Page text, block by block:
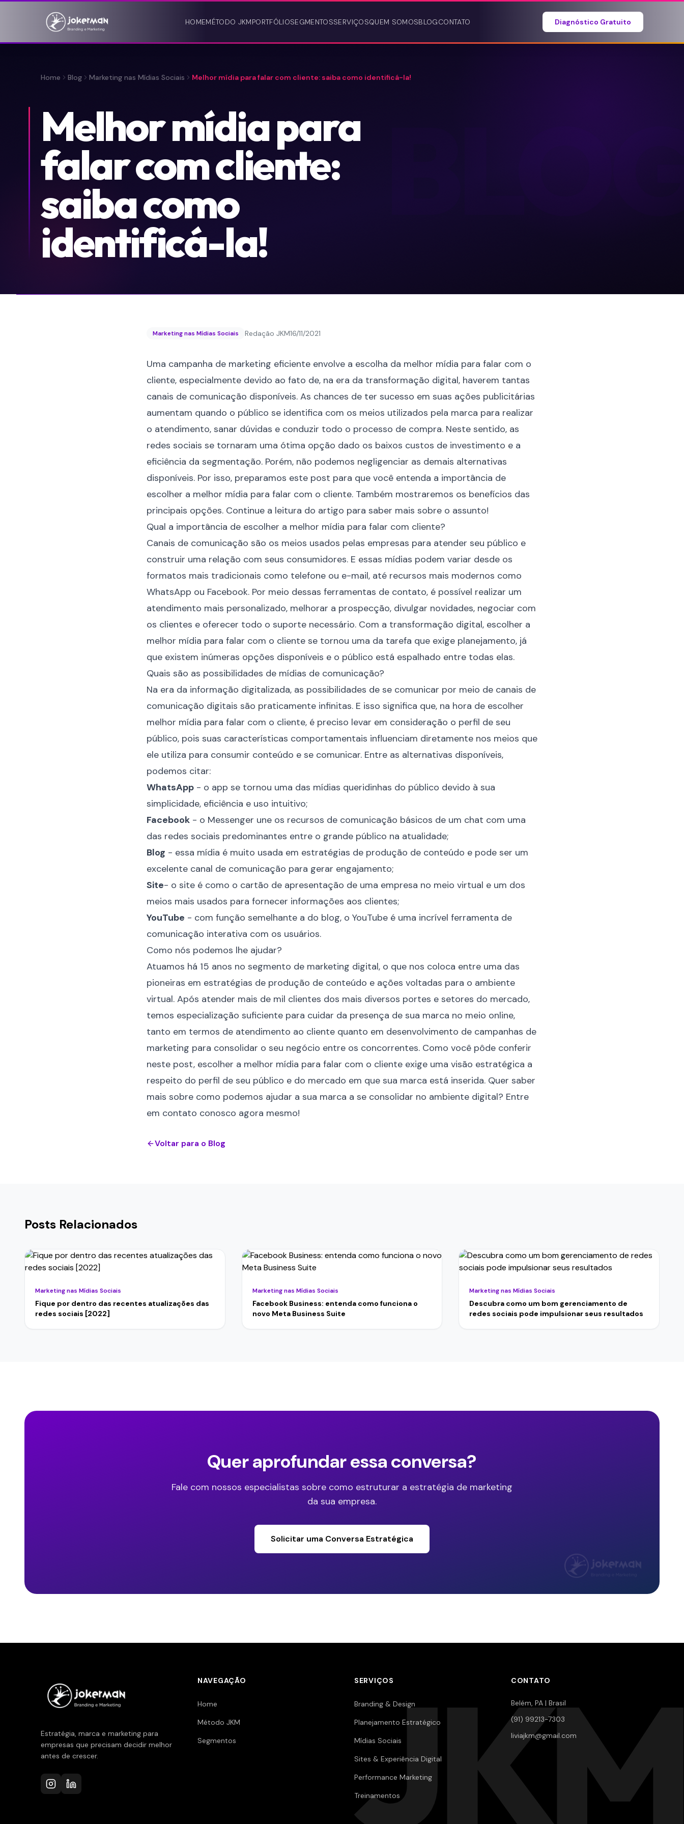
HOMEMÉTODO JKMPORTFÓLIOSEGMENTOSSERVIÇOSQUEM SOMOSBLOGCONTATO Diagnóstico Gratuito
Home Blog Marketing nas Mídias Sociais Melhor mídia para falar com cliente: saiba como identificá-la!
Melhor mídia para
falar com cliente:
saiba como
identificá-la!
Marketing nas Mídias Sociais Redação JKM16/11/2021
Uma campanha de marketing eficiente envolve a escolha da melhor mídia para falar com o
cliente, especialmente devido ao fato de, na era da transformação digital, haverem tantas
canais de comunicação disponíveis. As chances de ter sucesso em suas ações publicitárias
aumentam quando o público se identifica com os meios utilizados pela marca para realizar
o atendimento, sanar dúvidas e conduzir todo o processo de compra. Neste sentido, as
redes sociais se tornaram uma ótima opção dado os baixos custos de investimento e a
eficiência da segmentação. Porém, não podemos negligenciar as demais alternativas
disponíveis. Por isso, preparamos este post para que você entenda a importância de
escolher a melhor mídia para falar com o cliente. Também mostraremos os benefícios das
principais opções. Continue a leitura do artigo para saber mais sobre o assunto!
Qual a importância de escolher a melhor mídia para falar com cliente?
Canais de comunicação são os meios usados pelas empresas para atender seu público e
construir uma relação com seus consumidores. E essas mídias podem variar desde os
formatos mais tradicionais como telefone ou e-mail, até recursos mais modernos como
WhatsApp ou Facebook. Por meio dessas ferramentas de contato, é possível realizar um
atendimento mais personalizado, melhorar a prospecção, divulgar novidades, negociar com
os clientes e oferecer todo o suporte necessário. Com a transformação digital, escolher a
melhor mídia para falar com o cliente se tornou uma da tarefa que exige planejamento, já
que existem inúmeras opções disponíveis e o público está espalhado entre todas elas.
Quais são as possibilidades de mídias de comunicação?
Na era da informação digitalizada, as possibilidades de se comunicar por meio de canais de
comunicação digitais são praticamente infinitas. E isso significa que, na hora de escolher
melhor mídia para falar com o cliente, é preciso levar em consideração o perfil de seu
público, pois suas características comportamentais influenciam diretamente nos meios que
ele utiliza para consumir conteúdo e se comunicar. Entre as alternativas disponíveis,
podemos citar:
WhatsApp - o app se tornou uma das mídias queridinhas do público devido à sua
simplicidade, eficiência e uso intuitivo;
Facebook - o Messenger une os recursos de comunicação básicos de um chat com uma
das redes sociais predominantes entre o grande público na atualidade;
Blog - essa mídia é muito usada em estratégias de produção de conteúdo e pode ser um
excelente canal de comunicação para gerar engajamento;
Site- o site é como o cartão de apresentação de uma empresa no meio virtual e um dos
meios mais usados para fornecer informações aos clientes;
YouTube - com função semelhante a do blog, o YouTube é uma incrível ferramenta de
comunicação interativa com os usuários.
Como nós podemos lhe ajudar?
Atuamos há 15 anos no segmento de marketing digital, o que nos coloca entre uma das
pioneiras em estratégias de produção de conteúdo e ações voltadas para o ambiente
virtual. Após atender mais de mil clientes dos mais diversos portes e setores do mercado,
temos especialização suficiente para cuidar da presença de sua marca no meio online,
tanto em termos de atendimento ao cliente quanto em desenvolvimento de campanhas de
marketing para consolidar o seu negócio entre os concorrentes. Como você pôde conferir
neste post, escolher a melhor mídia para falar com o cliente exige uma visão estratégica a
respeito do perfil de seu público e do mercado em que sua marca está inserida. Quer saber
mais sobre como podemos ajudar a sua marca a se consolidar no ambiente digital? Entre
em contato conosco agora mesmo!
Voltar para o Blog
Posts Relacionados
Marketing nas Mídias Sociais
Fique por dentro das recentes atualizações das
redes sociais [2022]
Marketing nas Mídias Sociais
Facebook Business: entenda como funciona o
novo Meta Business Suite
Marketing nas Mídias Sociais
Descubra como um bom gerenciamento de
redes sociais pode impulsionar seus resultados
Quer aprofundar essa conversa?
Fale com nossos especialistas sobre como estruturar a estratégia de marketing
da sua empresa.
Solicitar uma Conversa Estratégica
JKM
Estratégia, marca e marketing para
empresas que precisam decidir melhor
antes de crescer.
NAVEGAÇÃO
Home
Método JKM
Segmentos
SERVIÇOS
Branding & Design
Planejamento Estratégico
Mídias Sociais
Sites & Experiência Digital
Performance Marketing
Treinamentos
CONTATO
Belém, PA | Brasil
(91) 99213-7303
liviajkm@gmail.com